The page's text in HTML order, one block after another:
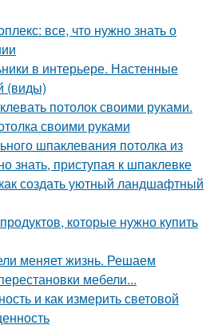
все, что нужно знать о
в интерьере. Настенные
(виды)
потолок своими руками.
своими руками
шпаклевания потолка из
знать, приступая к шпаклевке
создать уютный ландшафтный
которые нужно купить
меняет жизнь. Решаем
мебели...
и как измерить световой